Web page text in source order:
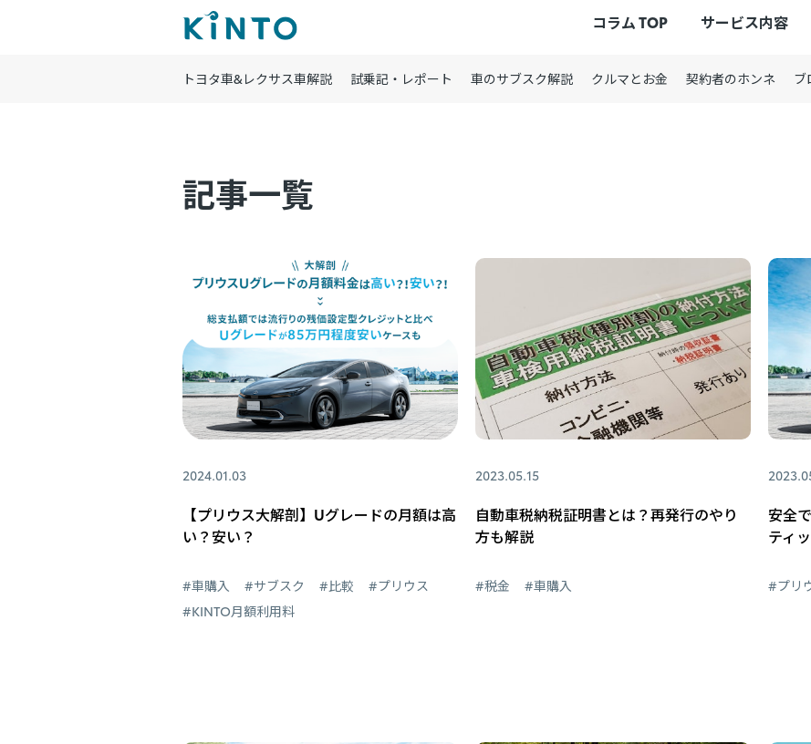
コラム TOP サービス内容
トヨタ車&レクサス車解説 試乗記・レポート 車のサブスク解説 クルマとお金 契約者のホンネ ブ
記事一覧
2024.01.03
【プリウス大解剖】Uグレードの月額は高
い？安い？
#車購入 #サブスク #比較
#プリウス
#KINTO月額利用料
2023.05.15
自動車税納税証明書とは？再発行のやり
方も解説
#税金 #車購入
安全
ティ
#プリ